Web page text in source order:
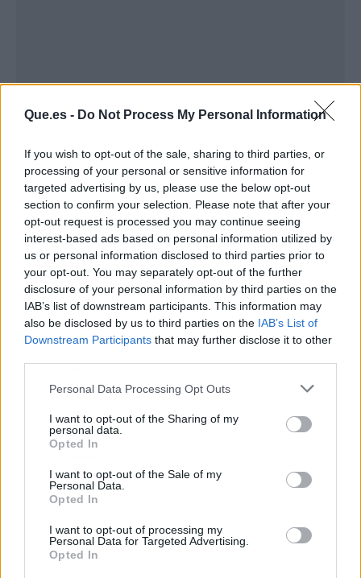
Que.es - Do Not Process My Personal Information
If you wish to opt-out of the sale, sharing to third parties, or
processing of your personal or sensitive information for
targeted advertising by us, please use the below opt-out
section to confirm your selection. Please note that after your
opt-out request is processed you may continue seeing
interest-based ads based on personal information utilized by
us or personal information disclosed to third parties prior to
your opt-out. You may separately opt-out of the further
disclosure of your personal information by third parties on the
IAB’s list of downstream participants. This information may
also be disclosed by us to third parties on the IAB’s List of
Downstream Participants that may further disclose it to other
Personal Data Processing Opt Outs
I want to opt-out of the Sharing of my
personal data.
Opted In
I want to opt-out of the Sale of my
Personal Data.
Opted In
I want to opt-out of processing my
Personal Data for Targeted Advertising.
Opted In
donde concentra la mayoría de las licencias de
VTC de España. Pese a producirse una ligera
caída de 9 permisos respecto al mes previo,
actualmente la capital cuenta con 8.902
licencias, por 15.998 de taxis. Le sigue
Cataluña, con 3.879 VTC por 13.141 taxistas. El
tercer puesto es para la mencionada Andalucía,
con Valencia, Baleares y Galicia por detrás.
Número de licencias de taxis y VTC en España a 1 de julio | Fuente: Ministerio